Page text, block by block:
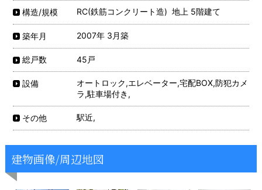
構造/規模 RC(鉄筋コンクリート造) 地上 5階建て
築年月 2007年 3月築
総戸数 45戸
設備
オートロック,エレベーター,宅配BOX,防犯カメ
ラ,駐車場付き,
その他 駅近,
建物画像/周辺地図